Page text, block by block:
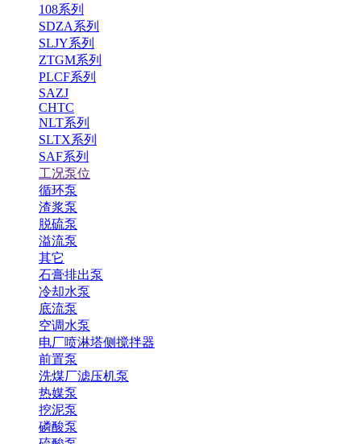
108系列
SDZA系列
SLJY系列
ZTGM系列
PLCF系列
SAZJ
CHTC
NLT系列
SLTX系列
SAF系列
工况泵位
循环泵
渣浆泵
脱硫泵
溢流泵
其它
石膏排出泵
冷却水泵
底流泵
空调水泵
电厂喷淋塔侧搅拌器
前置泵
洗煤厂滤压机泵
热媒泵
挖泥泵
磷酸泵